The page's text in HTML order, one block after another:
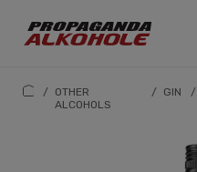
/ OTHER
ALCOHOLS
/ GIN /